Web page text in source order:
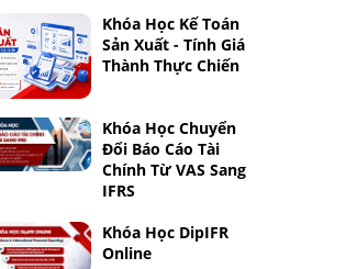
Khóa Học Kế Toán
Sản Xuất - Tính Giá
Thành Thực Chiến
Khóa Học Chuyển
Đổi Báo Cáo Tài
Chính Từ VAS Sang
IFRS
Khóa Học DipIFR
Online